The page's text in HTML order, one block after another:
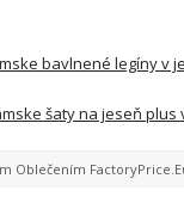
bavlnené legíny v
šaty na jeseň
Oblečením